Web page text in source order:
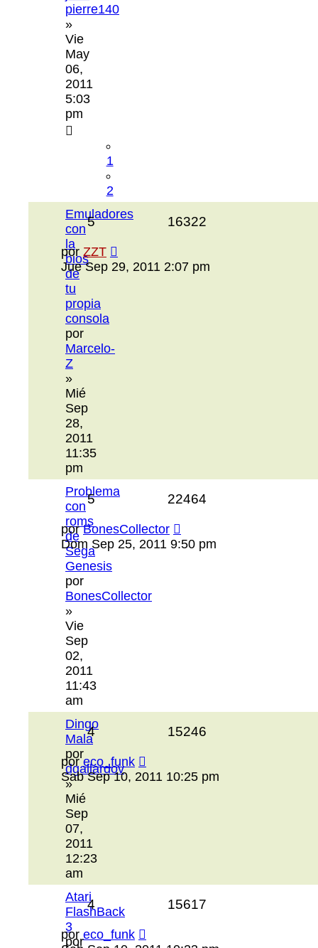
pierre140
»
Vie
May
06,
2011
5:03
pm
1
2
Emuladores
con
la
bios
de
tu
propia
consola
por
Marcelo-
Z
»
Mié
Sep
28,
2011
11:35
pm
5 16322
por ZZT
Jue Sep 29, 2011 2:07 pm
Problema
con
roms
de
Sega
Genesis
por
BonesCollector
»
Vie
Sep
02,
2011
11:43
am
5 22464
porBonesCollector
Dom Sep 25, 2011 9:50 pm
Dingo
Mala
por
dgallardov
»
Mié
Sep
07,
2011
12:23
am
4 15246
poreco_funk
Sab Sep 10, 2011 10:25 pm
Atari
FlashBack
3
por
4 15617
por eco_funk